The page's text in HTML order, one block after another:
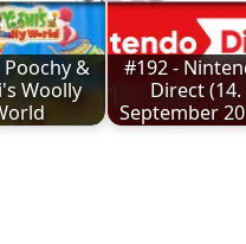
Poochy &
Woolly
#192 -
Direct (14.
September